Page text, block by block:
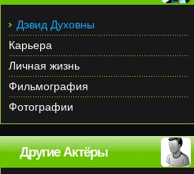
Дэвид Духовны
Карьера
Личная жизнь
Фильмография
Фотографии
Другие Актёры